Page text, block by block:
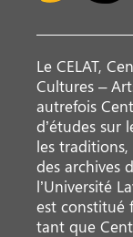
Le CELAT,
Cultures –
autrefois
d’études sur
les traditions,
des archives
l’Université
est constitué
tant que